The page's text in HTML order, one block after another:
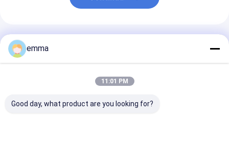
Prodotti Raccomandati
emma
11:01 PM
Good day, what product are you looking for?